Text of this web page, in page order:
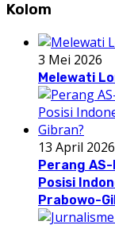
Kolom
3 Mei 2026
Melewati
13 April 2026
Perang
Posisi
Prabowo-